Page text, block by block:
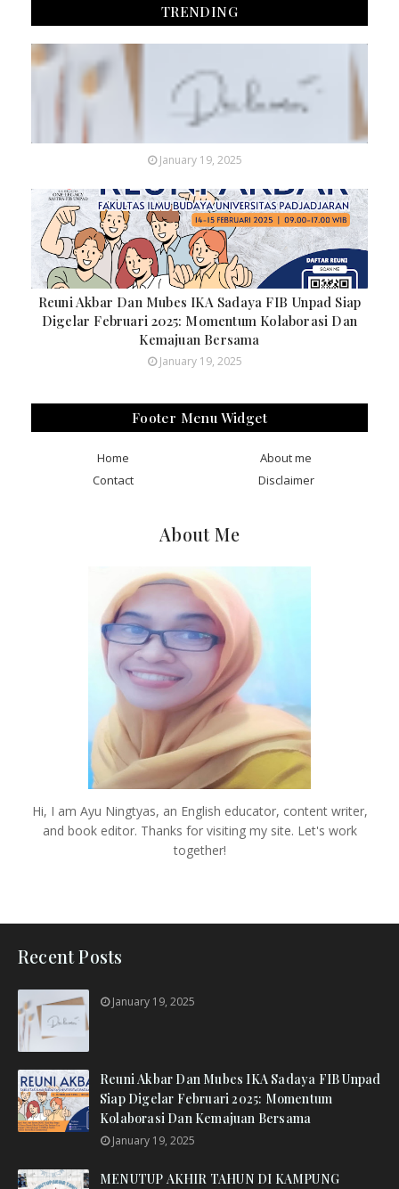
TRENDING
January 19, 2025
Reuni Akbar Dan Mubes IKA Sadaya FIB Unpad Siap
Digelar Februari 2025: Momentum Kolaborasi Dan
Kemajuan Bersama
January 19, 2025
Footer Menu Widget
Home
About me
Contact
Disclaimer
About Me
Hi, I am Ayu Ningtyas, an English educator, content writer,
and book editor. Thanks for visiting my site. Let's work
together!
Recent Posts
January 19, 2025
Reuni Akbar Dan Mubes IKA Sadaya FIB Unpad
Siap Digelar Februari 2025: Momentum
Kolaborasi Dan Kemajuan Bersama
January 19, 2025
MENUTUP AKHIR TAHUN DI KAMPUNG